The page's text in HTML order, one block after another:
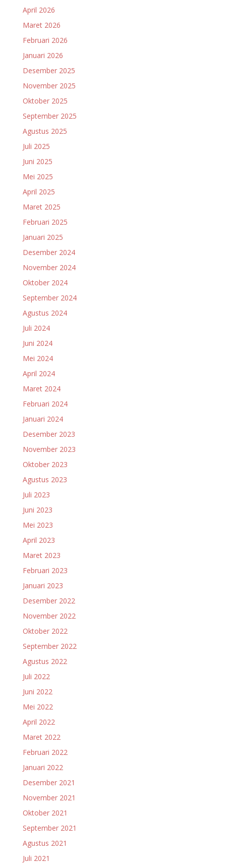
April 2026
Maret 2026
Februari 2026
Januari 2026
Desember 2025
November 2025
Oktober 2025
September 2025
Agustus 2025
Juli 2025
Juni 2025
Mei 2025
April 2025
Maret 2025
Februari 2025
Januari 2025
Desember 2024
November 2024
Oktober 2024
September 2024
Agustus 2024
Juli 2024
Juni 2024
Mei 2024
April 2024
Maret 2024
Februari 2024
Januari 2024
Desember 2023
November 2023
Oktober 2023
Agustus 2023
Juli 2023
Juni 2023
Mei 2023
April 2023
Maret 2023
Februari 2023
Januari 2023
Desember 2022
November 2022
Oktober 2022
September 2022
Agustus 2022
Juli 2022
Juni 2022
Mei 2022
April 2022
Maret 2022
Februari 2022
Januari 2022
Desember 2021
November 2021
Oktober 2021
September 2021
Agustus 2021
Juli 2021